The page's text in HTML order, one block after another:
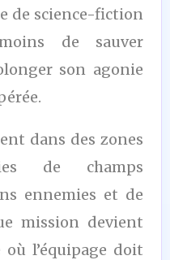
de science-fiction
de sauver
son agonie
dans des zones
de champs
ennemies et de
mission devient
l’équipage doit